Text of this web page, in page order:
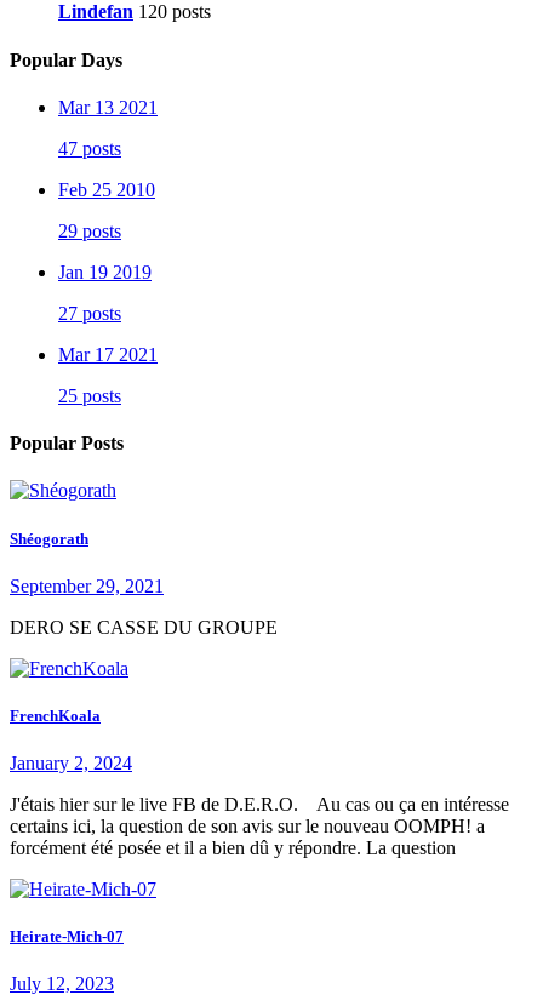
Lindefan 120 posts
Popular Days
Mar 13 2021
47 posts
Feb 25 2010
29 posts
Jan 19 2019
27 posts
Mar 17 2021
25 posts
Popular Posts
Shéogorath
September 29, 2021
DERO SE CASSE DU GROUPE
FrenchKoala
January 2, 2024
J'étais hier sur le live FB de D.E.R.O. Au cas ou ça en intéresse
certains ici, la question de son avis sur le nouveau OOMPH! a
forcément été posée et il a bien dû y répondre. La question
Heirate-Mich-07
July 12, 2023